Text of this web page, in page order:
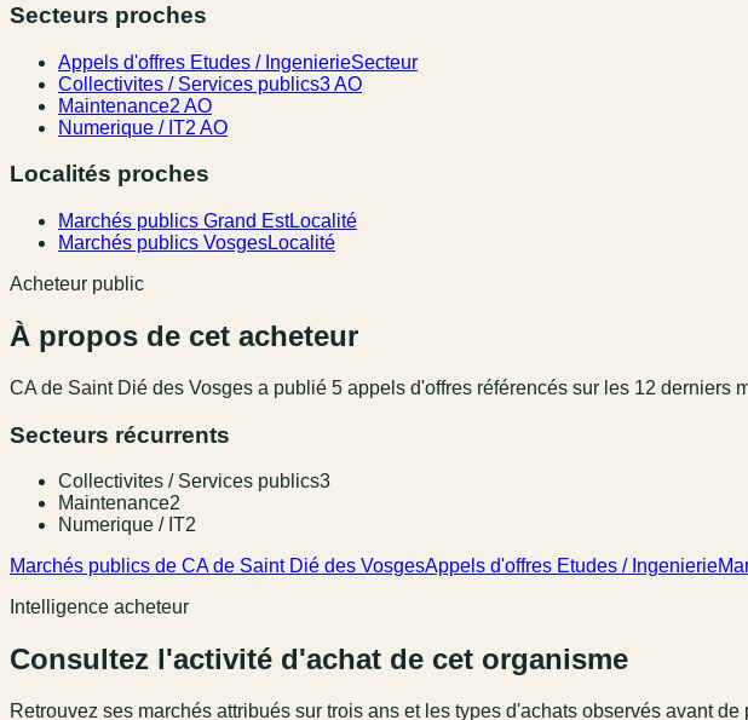
Secteurs proches
Appels d'offres Etudes / IngenierieSecteur
Collectivites / Services publics3 AO
Maintenance2 AO
Numerique / IT2 AO
Localités proches
Marchés publics Grand EstLocalité
Marchés publics VosgesLocalité
Acheteur public
À propos de cet acheteur
CA de Saint Dié des Vosges a publié 5 appel s d'offres référencés sur les 12 derniers
Secteurs récurrents
Collectivites / Services publics3
Maintenance2
Numerique / IT2
Marchés publics de CA de Saint Dié des VosgesAppels d'offres Etudes / Ingenierie
Intelligence acheteur
Consultez l'activité d'achat de cet organisme
Retrouvez ses marchés attribués sur trois ans et les types d'achats observés avant